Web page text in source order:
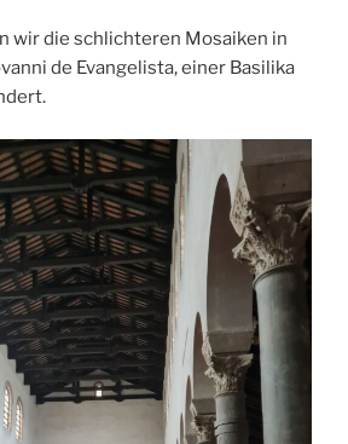
wir die schlichteren Mosaiken in
de Evangelista, einer Basilika